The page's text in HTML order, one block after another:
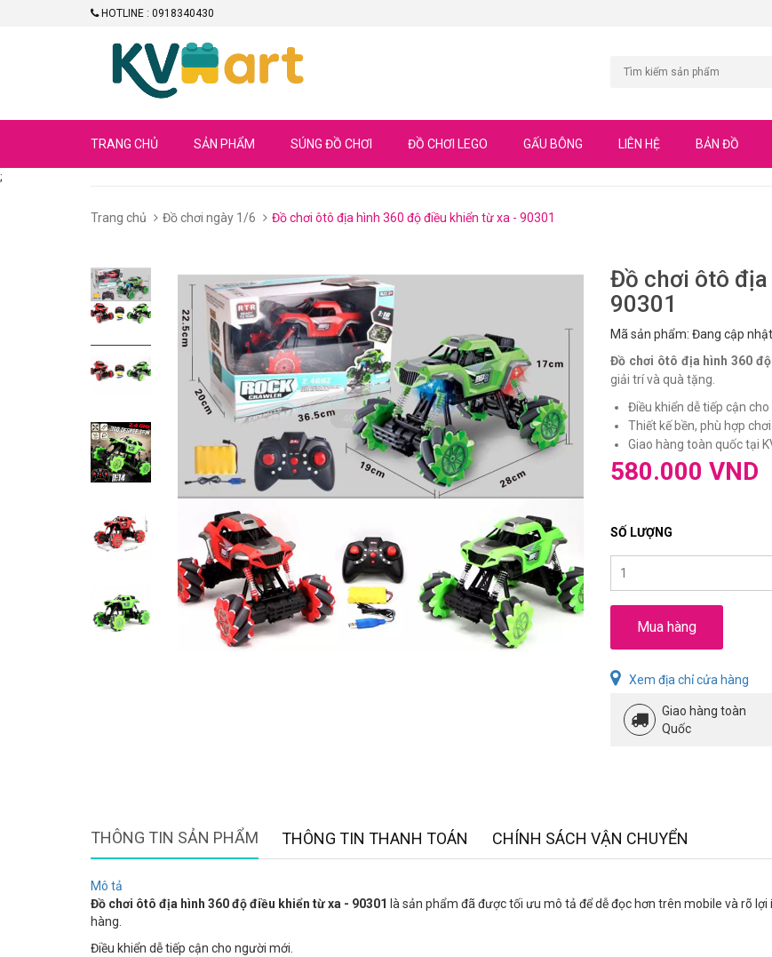
HOTLINE : 0918340430
TRANG CHỦ SẢN PHẨM SÚNG ĐỒ CHƠI ĐỒ CHƠI LEGO GẤU BÔNG LIÊN HỆ BẢN ĐỒ
;
Trang chủ Đồ chơi ngày 1/6 Đồ chơi ôtô địa hình 360 độ điều khiển từ xa - 90301
Đồ chơi ôtô
90301
Mã sản phẩm: Đang cập nhật
Đồ chơi ôtô địa hình 360
giải trí và quà tặng.
Điều khiển dễ tiếp cận
Thiết kế bền, phù hợp
Giao hàng toàn quốc tại
580.000 VND
SỐ LƯỢNG
Mua hàng
Xem địa chỉ cửa hàng
Giao hàng toàn
Quốc
THÔNG TIN SẢN PHẨM THÔNG TIN THANH TOÁN CHÍNH SÁCH VẬN CHUYỂN
Mô tả
Đồ chơi ôtô địa hình 360 độ điều khiển từ xa - 90301 là sản phẩm đã được tối ưu mô tả để dễ đọc hơn trên mobile và rõ lợi
hàng.
Điều khiển dễ tiếp cận cho người mới.